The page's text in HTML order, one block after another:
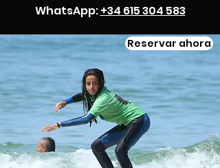
WhatsApp:+34 615 304 583
Reservar ahora